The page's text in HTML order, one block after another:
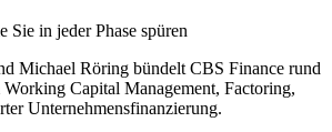
Sie in jeder Phase spüren
Michael Röring bündelt CBS Finance rund
Capital Management, Factoring,
Unternehmensfinanzierung.